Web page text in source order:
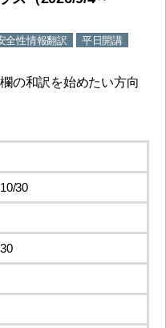
全性情報翻訳
平日開講
の和訳を始めたい方向
30